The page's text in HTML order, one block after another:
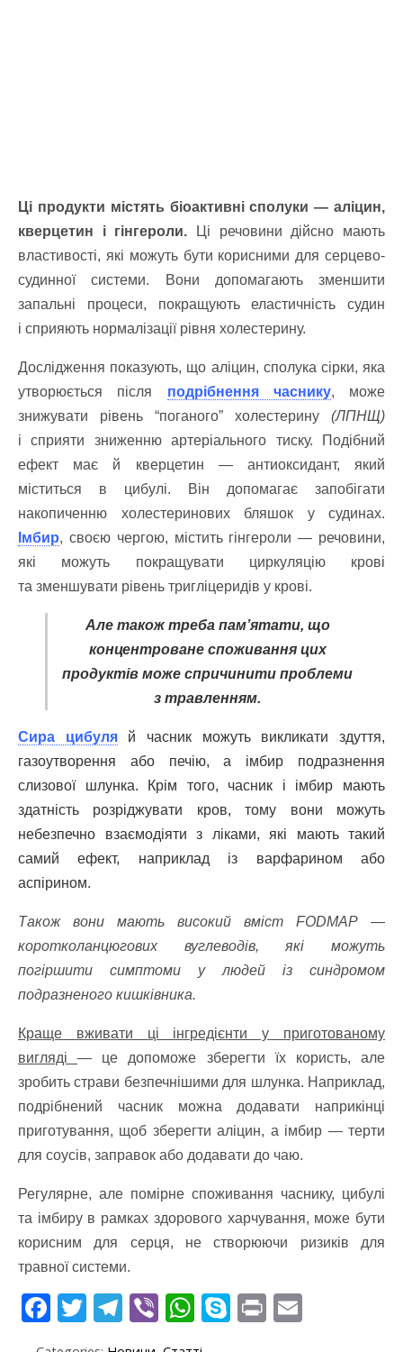
Ці продукти містять біоактивні сполуки — аліцин,
кверцетин і гінгероли. Ці речовини дійсно мають
властивості, які можуть бути корисними для серцево-
судинної системи. Вони допомагають зменшити
запальні процеси, покращують еластичність судин
і сприяють нормалізації рівня холестерину.
Дослідження показують, що аліцин, сполука сірки, яка
утворюється після подрібнення часнику, може
знижувати рівень “поганого” холестерину (ЛПНЩ)
і сприяти зниженню артеріального тиску. Подібний
ефект має й кверцетин — антиоксидант, який
міститься в цибулі. Він допомагає запобігати
накопиченню холестеринових бляшок у судинах.
Імбир, своєю чергою, містить гінгероли — речовини,
які можуть покращувати циркуляцію крові
та зменшувати рівень тригліцеридів у крові.
Але також треба пам’ятати, що
концентроване споживання цих
продуктів може спричинити проблеми
з травленням.
Сира цибуляй часник можуть викликати здуття,
газоутворення або печію, а імбир подразнення
слизової шлунка. Крім того, часник і імбир мають
здатність розріджувати кров, тому вони можуть
небезпечно взаємодіяти з ліками, які мають такий
самий ефект, наприклад із варфарином або
аспірином.
Також вони мають високий вміст FODMAP —
коротколанцюгових вуглеводів, які можуть
погіршити симптоми у людей із синдромом
подразненого кишківника.
Краще вживати ці інгредієнти у приготованому
вигляді— це допоможе зберегти їх користь, але
зробить страви безпечнішими для шлунка. Наприклад,
подрібнений часник можна додавати наприкінці
приготування, щоб зберегти аліцин, а імбир — терти
для соусів, заправок або додавати до чаю.
Регулярне, але помірне споживання часнику, цибулі
та імбиру в рамках здорового харчування, може бути
корисним для серця, не створюючи ризиків для
травної системи.
F T T Vi W S Pr